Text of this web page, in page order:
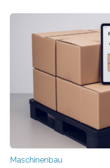
Die zugrunde liegende
anderen Maschinen
umzurüsten ist ein Job für
Maschine faltet in
Landkarten und vieles
Exemplare pro Stunde. Je
Auftrag kann das
Maschinenbau